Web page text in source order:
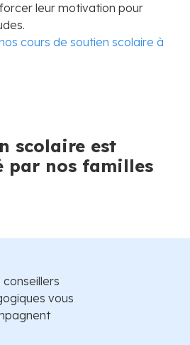
leur motivation pour
cours de soutien scolaire à
scolaire est
par nos familles